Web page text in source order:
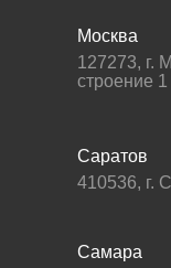
Москва
127273, г.
строение 1
Саратов
410536, г.
Самара